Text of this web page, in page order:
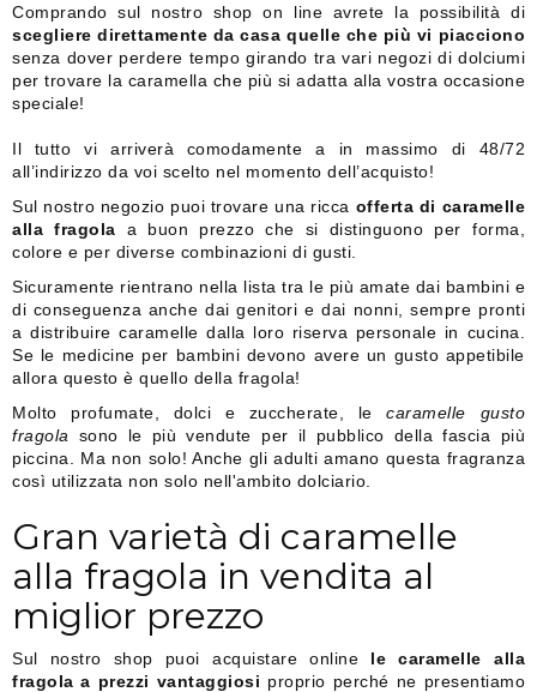
Comprando sul nostro shop on line avrete la possibilità di
scegliere direttamente da casa quelle che più vi piacciono
senza dover perdere tempo girando tra vari negozi di dolciumi
per trovare la caramella che più si adatta alla vostra occasione
speciale!
Il tutto vi arriverà comodamente a in massimo di 48/72
all’indirizzo da voi scelto nel momento dell’acquisto!
Sul nostro negozio puoi trovare una ricca offerta di caramelle
alla fragola a buon prezzo che si distinguono per forma,
colore e per diverse combinazioni di gusti.
Sicuramente rientrano nella lista tra le più amate dai bambini e
di conseguenza anche dai genitori e dai nonni, sempre pronti
a distribuire caramelle dalla loro riserva personale in cucina.
Se le medicine per bambini devono avere un gusto appetibile
allora questo è quello della fragola!
Molto profumate, dolci e zuccherate, lecaramelle gusto
fragola sono le più vendute per il pubblico della fascia più
piccina. Ma non solo! Anche gli adulti amano questa fragranza
così utilizzata non solo nell'ambito dolciario.
Gran varietà di caramelle
alla fragola in vendita al
miglior prezzo
Sul nostro shop puoi acquistare online le caramelle alla
fragola a prezzi vantaggiosi proprio perché ne presentiamo